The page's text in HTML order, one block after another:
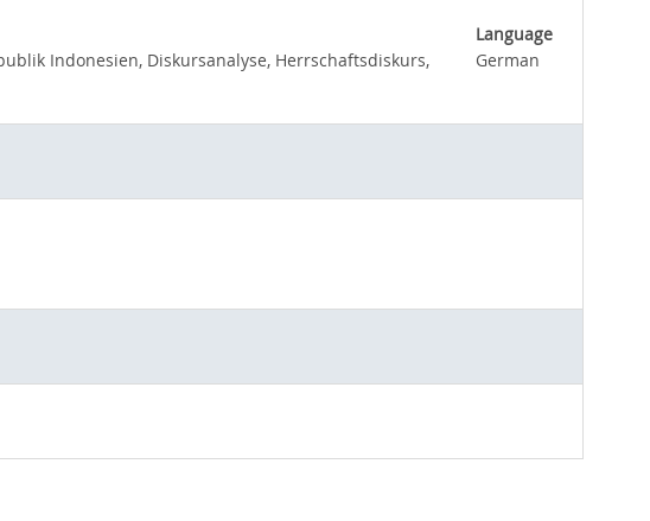
Language
Indonesien, Diskursanalyse, Herrschaftsdiskurs,
German